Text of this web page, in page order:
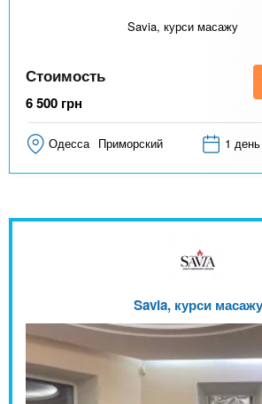
Savia, курси масажу
Стоимость
6 500 грн
Одесса Приморский 1 день
Savia, курси масажу